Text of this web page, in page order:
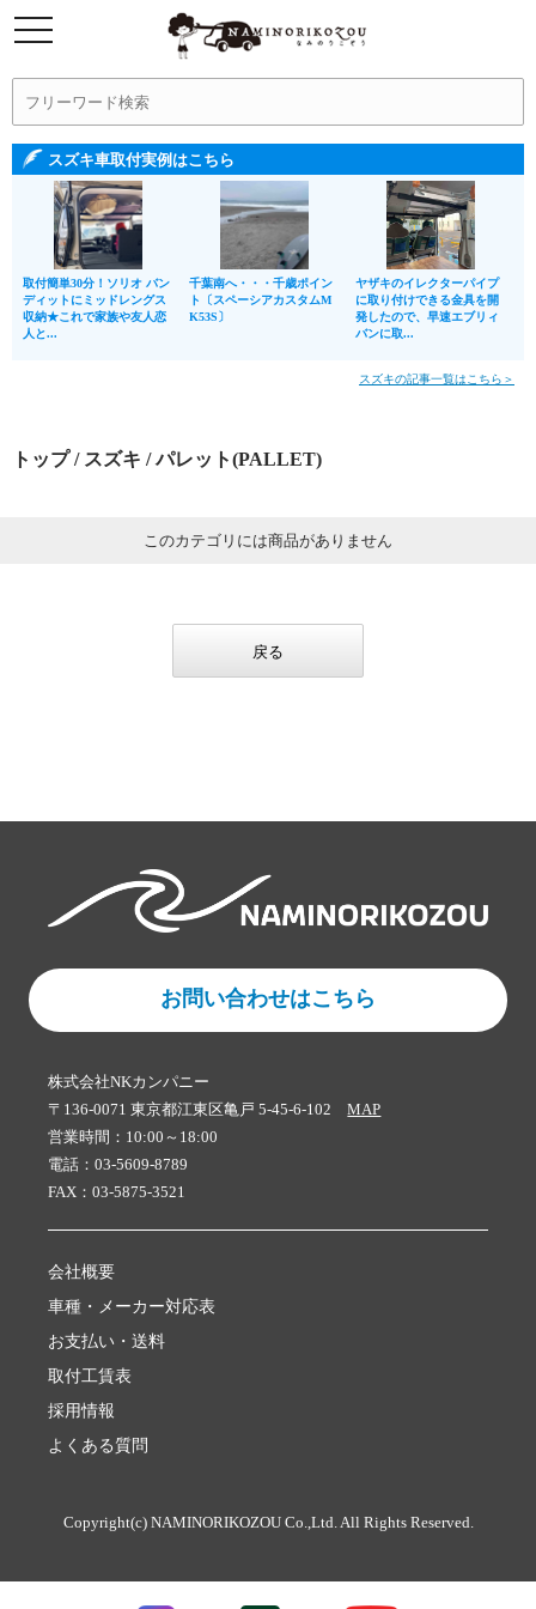
スズキ車取付実例はこちら
取付簡単30分！ソリオ バン
ディットにミッドレングス
収納★これで家族や友人恋
人と...
千葉南へ・・・千歳ポイン
ト〔スペーシアカスタムM
K53S〕
ヤザキのイレクターパイプ
に取り付けできる金具を開
発したので、早速エブリィ
バンに取...
スズキの記事一覧はこちら＞
トップ/ スズキ / パレット(PALLET)
このカテゴリには商品がありません
戻る
お問い合わせはこちら
株式会社NKカンパニー
〒136-0071 東京都江東区亀戸 5-45-6-102MAP
営業時間：10:00～18:00
電話：03-5609-8789
FAX：03-5875-3521
会社概要
車種・メーカー対応表
お支払い・送料
取付工賃表
採用情報
よくある質問
Copyright(c) NAMINORIKOZOU Co.,Ltd. All Rights Reserved.